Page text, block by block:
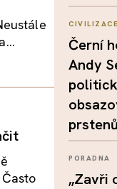
CIVILIZACE
Černí
Andy
prstenů
PORADNA
„Zavři